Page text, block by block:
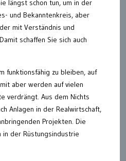
längst schon tun, um in der
und Bekanntenkreis, aber
mit Verständnis und
schaffen Sie sich auch
funktionsfähig zu bleiben, auf
aber werden auf vielen
verdrängt. Aus dem Nichts
Anlagen in der Realwirtschaft,
Projekten. Die
der Rüstungsindustrie